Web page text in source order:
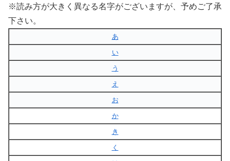
※読み方が大きく異なる名字がございますが、予めご了承
下さい。
あ
い
う
え
お
か
き
く